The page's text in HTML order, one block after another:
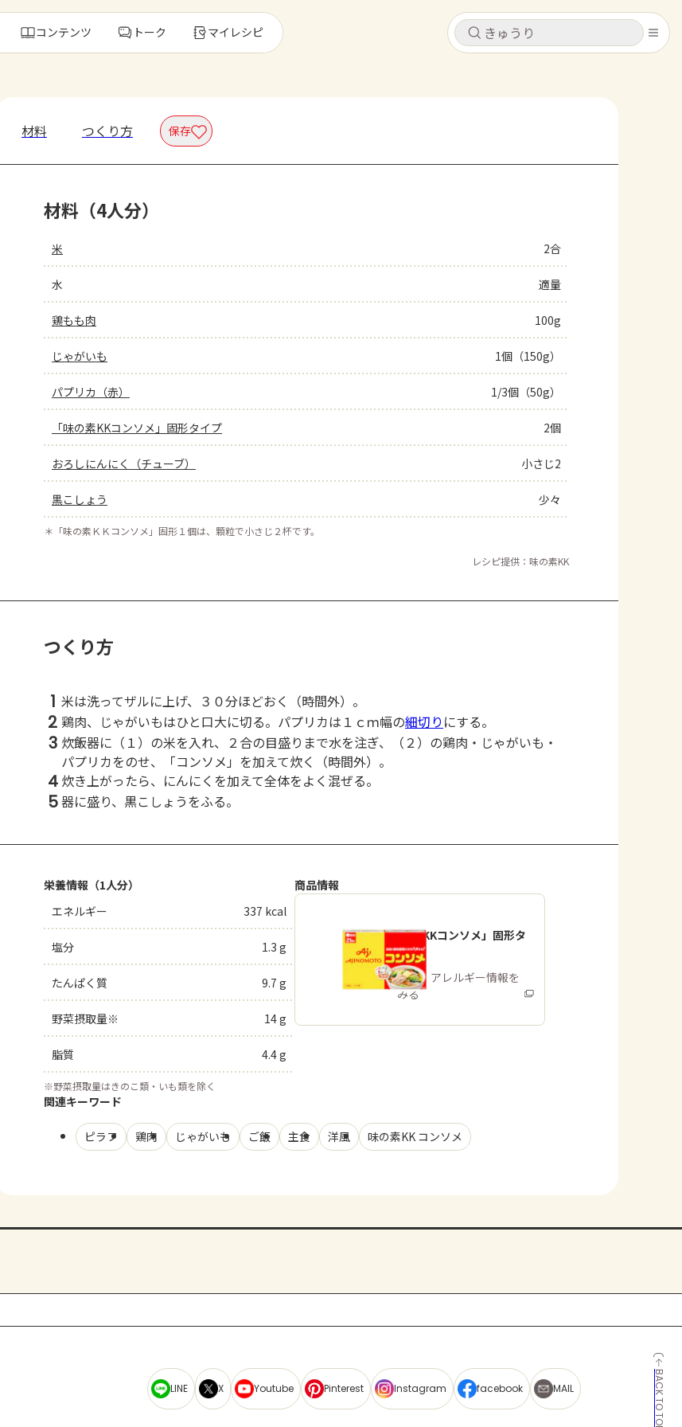
キャンセル
レシピ
トーク
よくあるお問い合わせ
AJINOMOTO PARK とは
キャンセル
コンテンツ トーク マイレシピ
もっと見る
材料 つくり方 保存
材料（4人分）
米 2合
水 適量
鶏もも肉 100g
じゃがいも 1個（150g）
パプリカ（赤） 1/3個（50g）
「味の素KKコンソメ」固形タイプ 2個
おろしにんにく（チューブ） 小さじ2
黒こしょう 少々
＊ 「味の素ＫＫコンソメ」固形１個は、顆粒で小さじ２杯です。
レシピ提供：味の素KK
つくり方
1 米は洗ってザルに上げ、３０分ほどおく（時間外）。
2 鶏肉、じゃがいもはひと口大に切る。パプリカは１ｃｍ幅の細切り にする。
3 炊飯器に（１）の米を入れ、２合の目盛りまで水を注ぎ、（２）の鶏肉・じゃがいも・
パプリカをのせ、「コンソメ」を加えて炊く（時間外）。
4 炊き上がったら、にんにくを加えて全体をよく混ぜる。
5器に盛り、黒こしょうをふる。
栄養情報（1人分）
エネルギー
337 kcal
塩分 1.3 g
たんぱく質 9.7 g
野菜摂取量※ 14 g
脂質 4.4 g
※野菜摂取量はきのこ類・いも類を除く
商品情報
「味の素KKコンソメ」固形タ
イプ
商品・アレルギー情報を
みる
関連キーワード
ピラフ 鶏肉 じゃがいも ご飯 主食 洋風 味の素KK コンソメ
BACK TO TOP
LINE X Youtube Pinterest Instagram facebook MAIL